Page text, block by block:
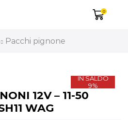
0
Pacchi pignone
IN SALDO
9%
12V – 11-50
WAG